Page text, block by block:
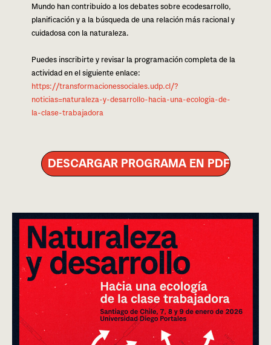
Mundo han con­tri­bui­do a los deba­tes sobre eco­de­sa­rro­llo,
pla­ni­fi­ca­ción y a la bús­que­da de una rela­ción más racio­nal y
cui­da­do­sa con la natu­ra­le­za.
Puedes ins­cri­bir­te y revi­sar la pro­gra­ma­ción com­ple­ta de la
acti­vi­dad en el siguien­te enla­ce:
https://transformacionessociales.udp.cl/?
noticias=naturaleza-y-desarrollo-hacia-una-ecologia-de-
la-clase-trabajadora
DESCARGAR PROGRAMA EN PDF